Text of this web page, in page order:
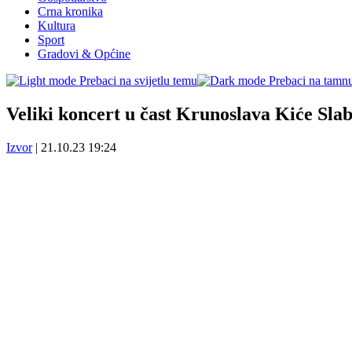
Crna kronika
Kultura
Sport
Gradovi & Općine
Prebaci na svijetlu temu
Prebaci na
Veliki koncert u čast Krunoslava Kiće
Izvor | 21.10.23 19:24